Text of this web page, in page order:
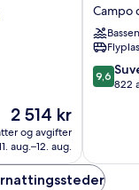
Prisen
er
2 514 kr
2 514 kr
og avgifter
aug.–12. aug.
-
Hotels
&
Resorts
Campo
9.6
av
9,6
822